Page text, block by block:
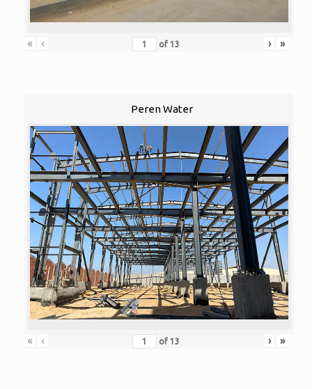
« ‹ of 13 › »
Peren Water
« ‹ of 13 › »